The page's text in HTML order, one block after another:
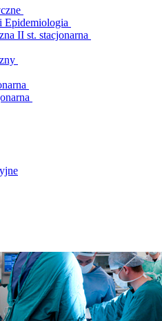
Epidemiologia
II st. stacjonarna